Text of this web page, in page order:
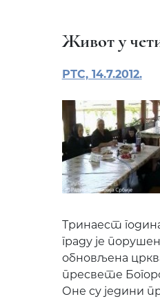
Живот у
РТС, 14.7.2012.
Тринаест
граду је
обновљена
пресвете
Оне су једини